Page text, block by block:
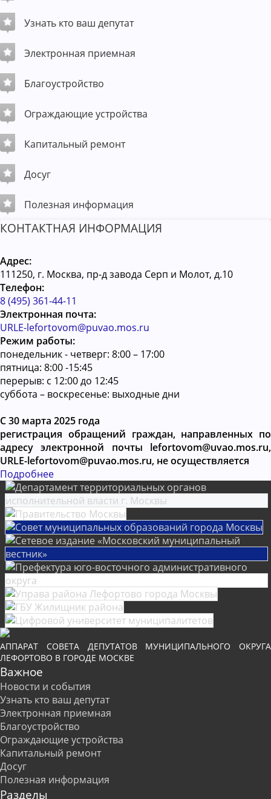
Узнать кто ваш депутат
Электронная приемная
Благоустройство
Ограждающие устройства
Капитальный ремонт
Досуг
Полезная информация
КОНТАКТНАЯ ИНФОРМАЦИЯ
Адрес:
111250, г. Москва, пр-д завода Серп и Молот, д.10
Телефон:
8 (495) 361-44-11
Электронная почта:
URLE-lefortovom@puvao.mos.ru
Режим работы:
понедельник - четверг: 8:00 – 17:00
пятница: 8:00 -15:45
перерыв: с 12:00 до 12:45
суббота – воскресенье: выходные дни
С 30 марта 2025 года
регистрация обращений граждан, направленных по
адресу электронной почты lefortovom@uvao.mos.ru,
URLE-lefortovom@puvao.mos.ru, не осуществляется
Подробнее
АППАРАТ СОВЕТА ДЕПУТАТОВ МУНИЦИПАЛЬНОГО ОКРУГА
ЛЕФОРТОВО В ГОРОДЕ МОСКВЕ
Важное
Новости и события
Узнать кто ваш депутат
Электронная приемная
Благоустройство
Ограждающие устройства
Капитальный ремонт
Досуг
Полезная информация
Разделы